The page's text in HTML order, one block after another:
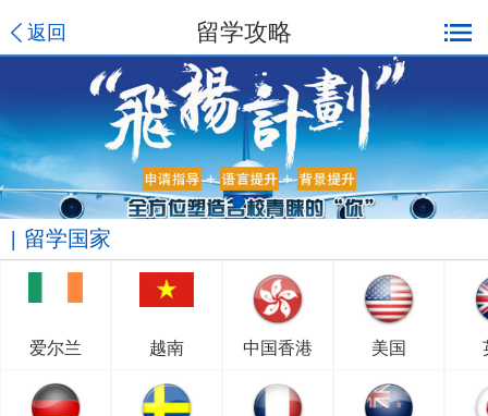
返回 留学攻略
留学国家
爱尔兰 越南 中国香港 美国